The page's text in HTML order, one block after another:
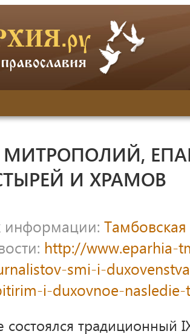
И ХРАМОВ
информации:
http://www.eparhia-
smi-i-
i-duxovnoe-
состоялся